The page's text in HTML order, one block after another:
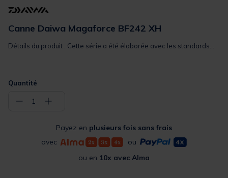
Canne Daiwa Magaforce BF242 XH
Détails du produit : Cette série a été élaborée avec les standards...
Quantité
− 1 +
Payez en plusieurs fois sans frais
avec
ou
ou en 10x avec Alma